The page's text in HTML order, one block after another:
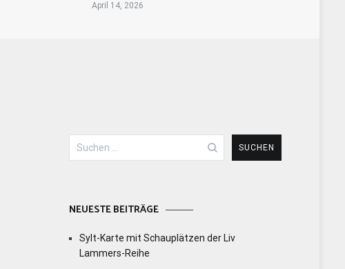
April 14, 2026
Suchen
nach:
NEUESTE BEITRÄGE
Sylt-Karte mit Schauplätzen der Liv
Lammers-Reihe